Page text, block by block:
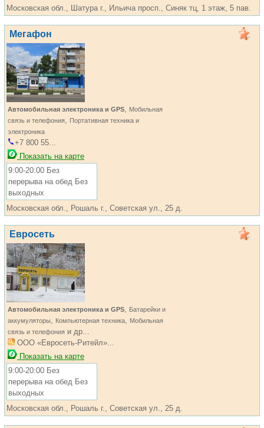
Московская обл., Шатура г., Ильича просп., Синяк тц, 1 этаж, 5 пав.
Мегафон
Автомобильная электроника и GPS, Мобильная
связь и телефония, Портативная техника и
электроника
+7 800 55...
Показать на карте
9:00-20:00 Без
перерыва на обед Без
выходных
Московская обл., Рошаль г., Советская ул., 25 д.
Евросеть
Автомобильная электроника и GPS, Батарейки и
аккумуляторы, Компьютерная техника, Мобильная
связь и телефония и др...
ООО «Евросеть-Ритейл»...
Показать на карте
9:00-20:00 Без
перерыва на обед Без
выходных
Московская обл., Рошаль г., Советская ул., 25 д.